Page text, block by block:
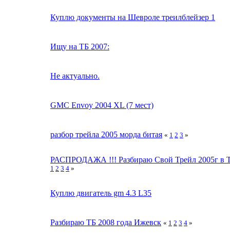
Куплю документы на Шевроле треилблейзер 1
Ищу на ТБ 2007:
Не актуально.
GMC Envoy 2004 XL (7 мест)
разбор трейла 2005 морда битая « 1 2 3 »
РАСПРОДАЖА !!! Разбираю Свой Трейл 2005г в
1 2 3 4 »
Куплю двигатель gm 4.3 L35
Разбираю ТБ 2008 года Ижевск « 1 2 3 4 »